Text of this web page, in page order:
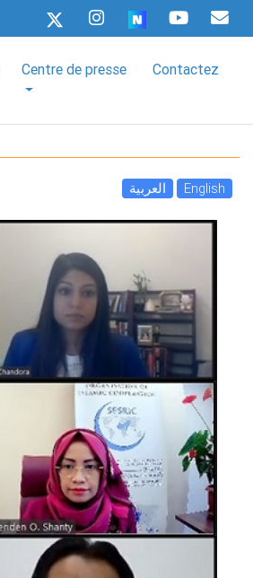
Centre de presse Contactez
العربية English